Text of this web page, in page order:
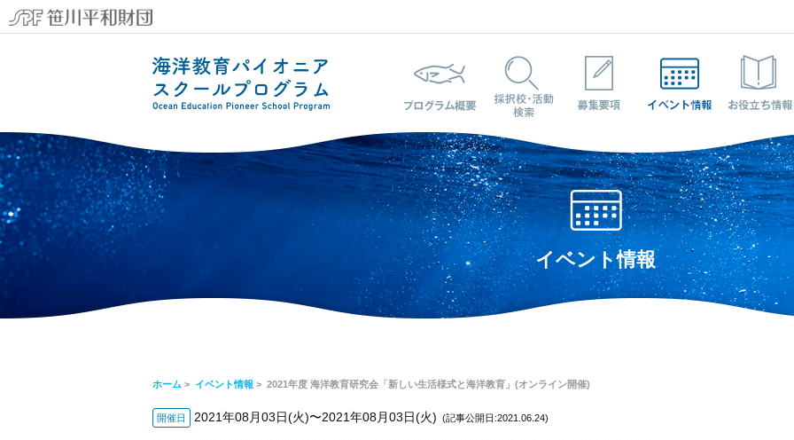
イベント情報
ホーム > イベント情報 > 2021年度 海洋教育研究会「新しい生活様式と海洋教育」(オンライン開催)
開催日 2021年08月03日(火)〜2021年08月03日(火) (記事公開日:2021.06.24)